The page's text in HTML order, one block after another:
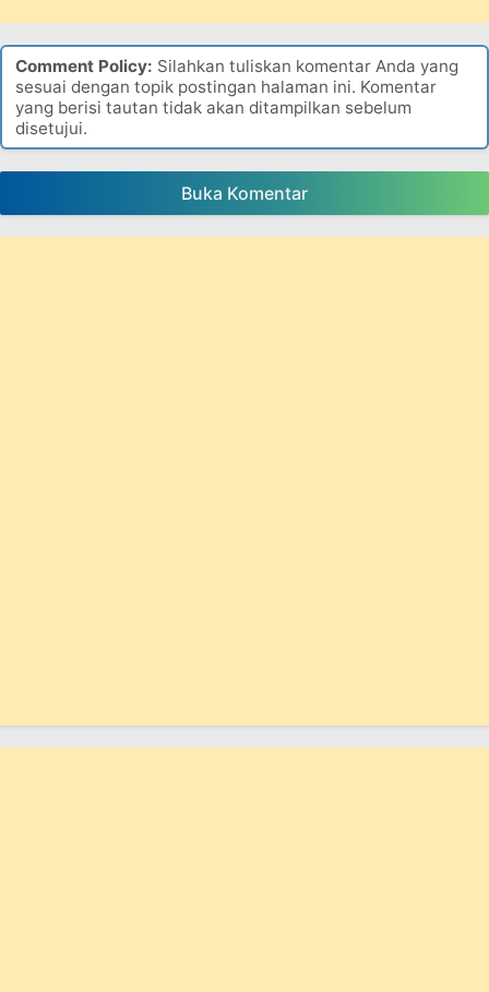
Comment Policy: Silahkan tuliskan komentar Anda yang
sesuai dengan topik postingan halaman ini. Komentar
yang berisi tautan tidak akan ditampilkan sebelum
disetujui.
Buka Komentar